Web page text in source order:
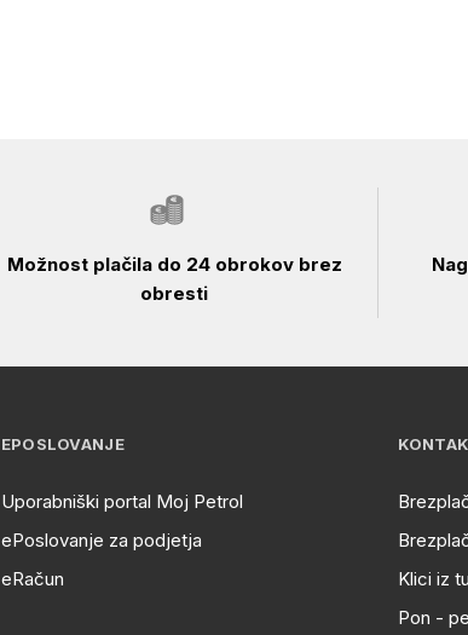
Možnost plačila do 24 obrokov brez
obresti
EPOSLOVANJE
Uporabniški portal Moj Petrol
ePoslovanje za podjetja
eRačun
Klici iz
Pon -